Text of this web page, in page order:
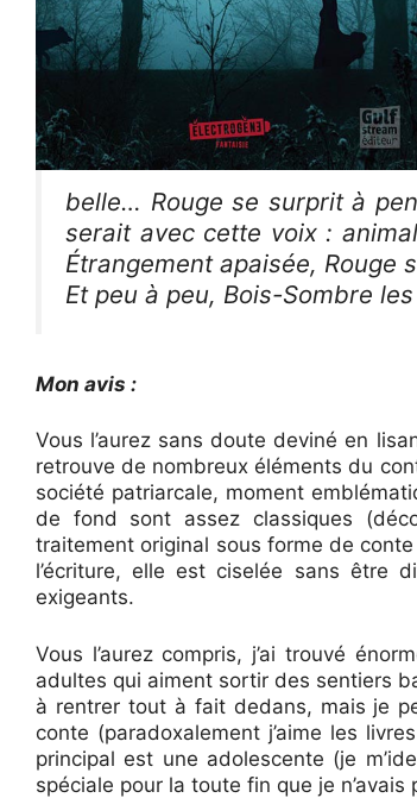
belle… Rouge se surprit à
serait avec cette voix :
Étrangement apaisée, Rouge
Et peu à peu, Bois-Sombre
Mon avis :
Vous l’aurez sans doute deviné en
retrouve de nombreux éléments du
société patriarcale, moment
de fond sont assez classiques
traitement original sous forme de
l’écriture, elle est ciselée sans être
exigeants.
Vous l’aurez compris, j’ai trouvé
adultes qui aiment sortir des sentiers
à rentrer tout à fait dedans, mais je
conte (paradoxalement j’aime les
principal est une adolescente (je
spéciale pour la toute fin que je